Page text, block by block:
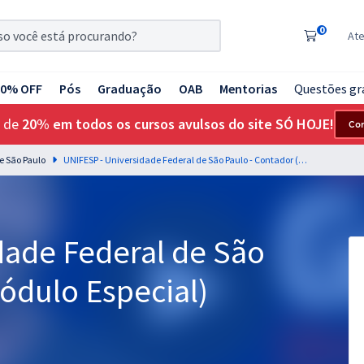
0
OFF Pós Graduação OAB Mentorias Questões
de 20% em todos os cursos avulsos do site SÓ HOJE!
São Paulo UNIFESP - Universidade Federal de São Paulo - Contador (Módulo Especial)
Federal de São
Especial)